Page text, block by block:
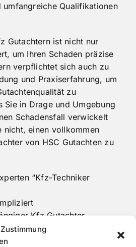
Qualifikationen
Gutachtern ist nicht nur
um Ihren Schaden präzise
verpflichtet sich auch zu
und Praxiserfahrung, um
zu
Sie in Drage und Umgebung
Schadensfall verwickelt
nicht, einen vollkommen
von HSC Gutachten zu
“Kfz-Techniker
Kfz Gutachter